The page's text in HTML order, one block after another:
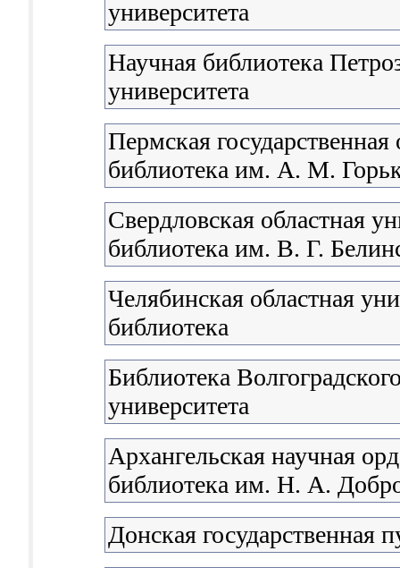
университета
Научная библиотека
университета
Пермская государственная
библиотека им. А. М.
Свердловская областная
библиотека им. В. Г.
Челябинская областная
библиотека
Библиотека
университета
Архангельская научная
библиотека им. Н. А.
Донская государственная